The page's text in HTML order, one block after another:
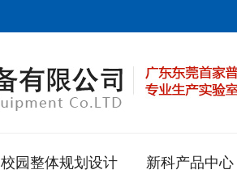
校园整体规划设计 新科产品中心